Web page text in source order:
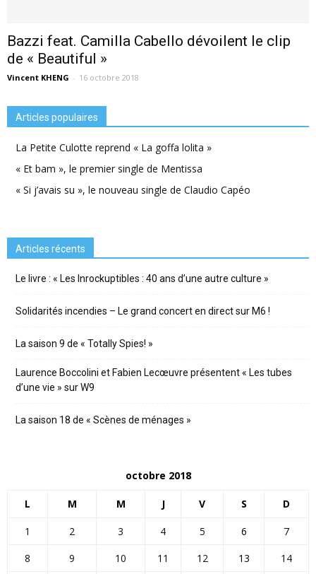
Bazzi feat. Camilla Cabello dévoilent le clip
de « Beautiful »
Vincent KHENG - 16 octobre 2018
Articles populaires
La Petite Culotte reprend « La goffa lolita »
« Et bam », le premier single de Mentissa
« Si j’avais su », le nouveau single de Claudio Capéo
Articles récents
Le livre : « Les Inrockuptibles : 40 ans d’une autre culture »
Solidarités incendies – Le grand concert en direct sur M6 !
La saison 9 de « Totally Spies! »
Laurence Boccolini et Fabien Lecœuvre présentent « Les tubes
d’une vie » sur W9
La saison 18 de « Scènes de ménages »
octobre 2018
L M M J V S D
1 2 3 4 5 6
7
8
9 10 11 12 13
14